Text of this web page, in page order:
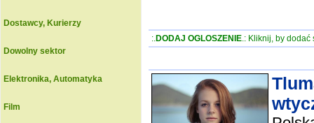
Dostawcy, Kurierzy
Dowolny sektor
Elektronika, Automatyka
Film
:.DODAJ OGLOSZENIE.: Kliknij, by dodać